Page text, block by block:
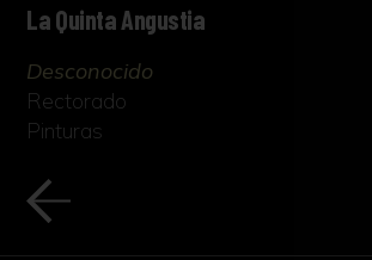
La Quinta Angustia
Desconocido
Rectorado
Pinturas